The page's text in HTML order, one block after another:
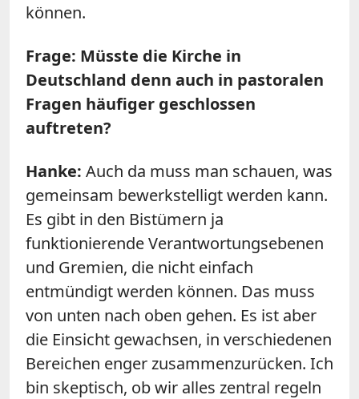
können.
Frage: Müsste die Kirche in
Deutschland denn auch in pastoralen
Fragen häufiger geschlossen
auftreten?
Hanke: Auch da muss man schauen, was
gemeinsam bewerkstelligt werden kann.
Es gibt in den Bistümern ja
funktionierende Verantwortungsebenen
und Gremien, die nicht einfach
entmündigt werden können. Das muss
von unten nach oben gehen. Es ist aber
die Einsicht gewachsen, in verschiedenen
Bereichen enger zusammenzurücken. Ich
bin skeptisch, ob wir alles zentral regeln